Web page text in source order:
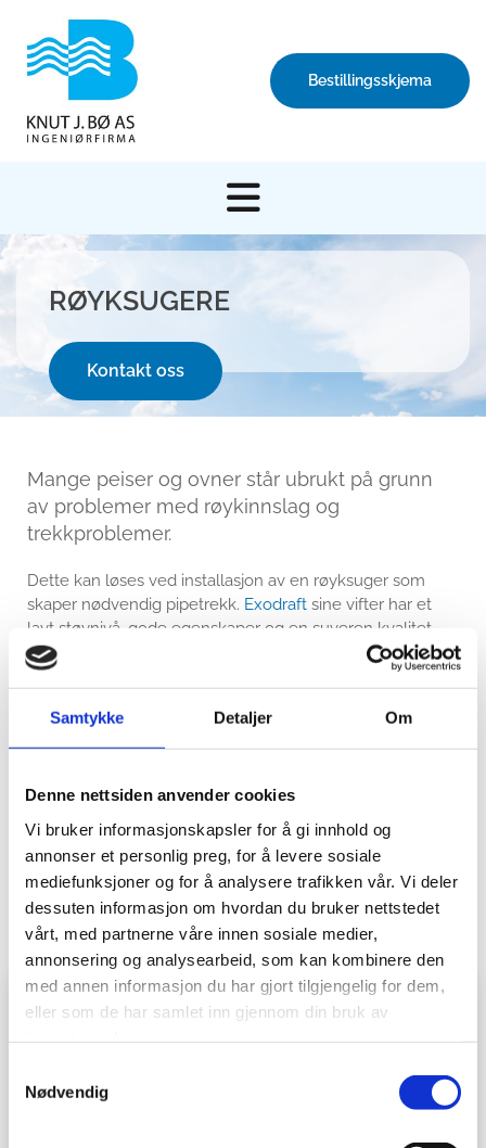
Samtykke Detaljer Om
Denne nettsiden anvender cookies
Vi bruker informasjonskapsler for å gi innhold og
annonser et personlig preg, for å levere sosiale
mediefunksjoner og for å analysere trafikken vår. Vi deler
dessuten informasjon om hvordan du bruker nettstedet
vårt, med partnerne våre innen sosiale medier,
annonsering og analysearbeid, som kan kombinere den
med annen informasjon du har gjort tilgjengelig for dem,
eller som de har samlet inn gjennom din bruk av
Nødvendig
Bestillingsskjema
RØYKSUGERE
Kontakt oss
Mange peiser og ovner står ubrukt på grunn
av problemer med røykinnslag og
trekkproblemer.
Dette kan løses ved installasjon av en røyksuger som
skaper nødvendig pipetrekk. Exodraft sine vifter har et
lavt støynivå, gode egenskaper og en suveren kvalitet
som sikrer problemfri drift i mange år.
For fast brensel og oljehar vi modelleneRS
(horisontalt avkast) ogRSV(vertikalt avkast).
For gass og oljefyrhar viRSVG
For gasspeiserhar vi modelleneRSG(monteres
på yttervegg) og RSHG(horisontalt avkast).